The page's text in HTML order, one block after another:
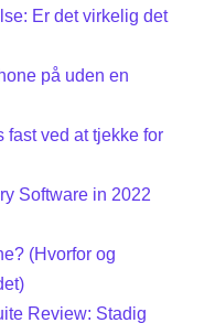
Er det virkelig det
på uden en
fast ved at tjekke for
Software in 2022
(Hvorfor og
Review: Stadig